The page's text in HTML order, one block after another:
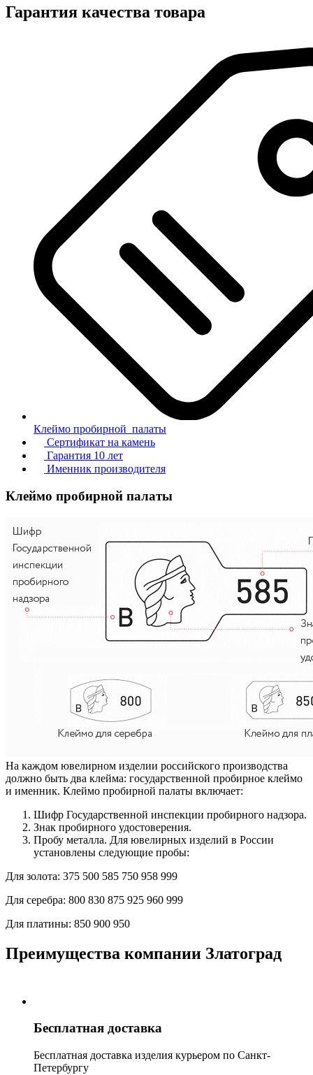
Гарантия качества товара
Клеймо пробирной палаты
Сертификат на камень
Гарантия 10 лет
Именник производителя
Клеймо пробирной палаты
На каждом ювелирном изделии российского производства
должно быть два клейма: государственной пробирное клеймо
и именник. Клеймо пробирной палаты включает:
Шифр Государственной инспекции пробирного надзора.
Знак пробирного удостоверения.
Пробу металла. Для ювелирных изделий в России
установлены следующие пробы:
Для золота: 375 500 585 750 958 999
Для серебра: 800 830 875 925 960 999
Для платины: 850 900 950
Преимущества компании Златоград
Бесплатная доставка
Бесплатная доставка изделия курьером по Санкт-
Петербургу